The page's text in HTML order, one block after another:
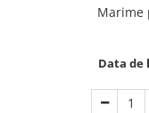
Marime
Data de